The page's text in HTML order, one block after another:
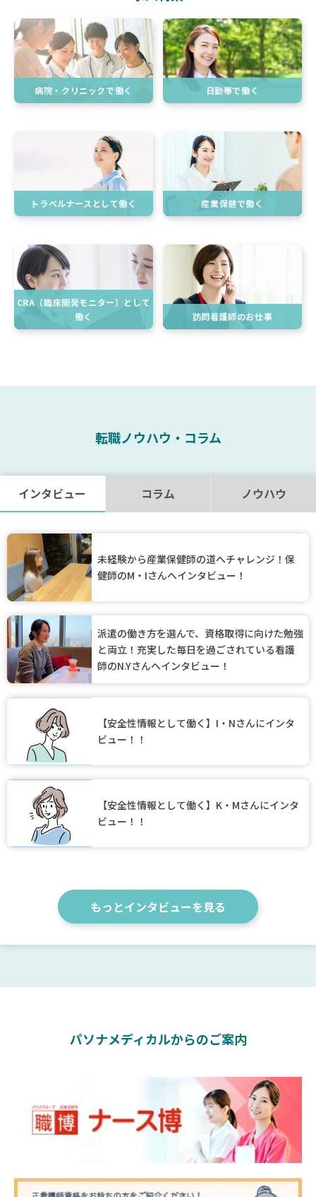
病院・クリニックで働く 日勤帯で働く
トラベルナースとして働く 産業保健で働く
CRA（臨床開発モニター）として
働く
訪問看護師のお仕事
転職ノウハウ・コラム
インタビュー コラム ノウハウ
未経験から産業保健師の道へチャレンジ！保
健師のM・Iさんへインタビュー！
派遣の働き方を選んで、資格取得に向けた勉強
と両立！充実した毎日を過ごされている看護
師のN.Yさんへインタビュー！
【安全性情報として働く】I・Nさんにインタ
ビュー！！
【安全性情報として働く】K・Mさんにインタ
ビュー！！
もっとインタビューを見る
パソナメディカルからのご案内